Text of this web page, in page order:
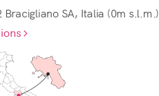
Bracigliano SA, Italia (0m s.l.m.)